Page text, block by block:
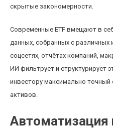
скрытые закономерности.
Современные ETF вмещают в
данных, собранных с различных
соцсетях, отчётах компаний,
ИИ фильтрует и структурирует
инвестору максимально точный
активов.
Автоматизация